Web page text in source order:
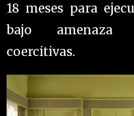
18 meses para
bajo amenaza
coercitivas.